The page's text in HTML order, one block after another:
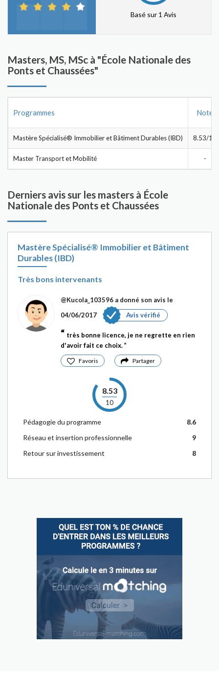
Basé sur 1 Avis
Masters, MS, MSc à "École Nationale des
Ponts et Chaussées"
Programmes Note
Mastère Spécialisé® Immobilier et Bâtiment Durables (IBD) 8.53/10
Master Transport et Mobilité -
Derniers avis sur les masters à École
Nationale des Ponts et Chaussées
Mastère Spécialisé® Immobilier et Bâtiment
Durables (IBD)
Très bons intervenants
@Kucola_103596 a donné son avis le
04/06/2017
Avis vérifié
très bonne licence, je ne regrette en rien
d'avoir fait ce choix.
Favoris Partager
8.53
10
Pédagogie du programme
8.6
Réseau et insertion professionnelle
9
Retour sur investissement
8